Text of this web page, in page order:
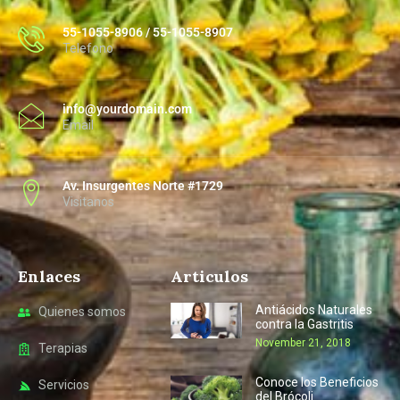
55-1055-8906 / 55-1055-8907
Telefono
info@yourdomain.com
Email
Av. Insurgentes Norte #1729
Visitanos
Enlaces
Quienes somos
Terapias
Servicios
Articulos
Antiácidos Naturales
contra la Gastritis
November 21, 2018
Conoce los Beneficios
del Brócoli